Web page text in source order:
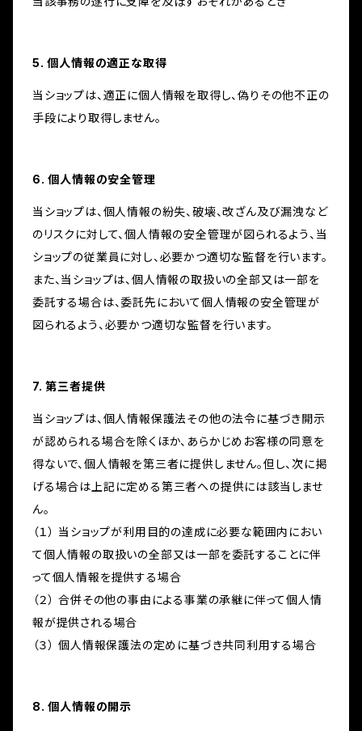
5. 個人情報の適正な取得
当ショップは、適正に個人情報を取得し、偽りその他不正の
手段により取得しません。
6. 個人情報の安全管理
当ショップは、個人情報の紛失、破壊、改ざん及び漏洩など
のリスクに対して、個人情報の安全管理が図られるよう、当
ショップの従業員に対し、必要かつ適切な監督を行います。
また、当ショップは、個人情報の取扱いの全部又は一部を
委託する場合は、委託先において個人情報の安全管理が
図られるよう、必要かつ適切な監督を行います。
7. 第三者提供
当ショップは、個人情報保護法その他の法令に基づき開示
が認められる場合を除くほか、あらかじめお客様の同意を
得ないで、個人情報を第三者に提供しません。但し、次に掲
げる場合は上記に定める第三者への提供には該当しませ
ん。
（１） 当ショップが利用目的の達成に必要な範囲内におい
て個人情報の取扱いの全部又は一部を委託することに伴
って個人情報を提供する場合
（２） 合併その他の事由による事業の承継に伴って個人情
報が提供される場合
（３） 個人情報保護法の定めに基づき共同利用する場合
8. 個人情報の開示